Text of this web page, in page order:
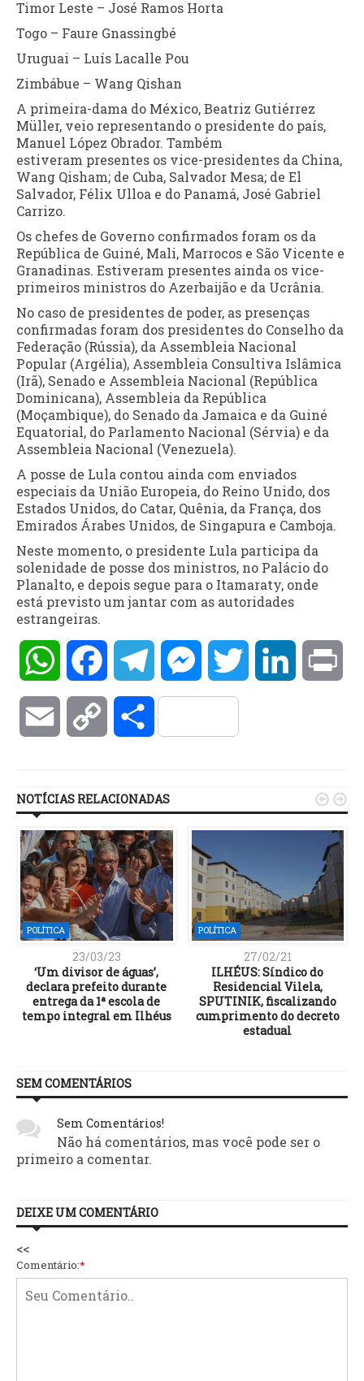
Timor Leste – José Ramos Horta
Togo – Faure Gnassingbé
Uruguai – Luís Lacalle Pou
Zimbábue – Wang Qishan
A primeira-dama do México, Beatriz Gutiérrez
Müller, veio representando o presidente do país,
Manuel López Obrador. Também
estiveram presentes os vice-presidentes da China,
Wang Qisham; de Cuba, Salvador Mesa; de El
Salvador, Félix Ulloa e do Panamá, José Gabriel
Carrizo.
Os chefes de Governo confirmados foram os da
República de Guiné, Mali, Marrocos e São Vicente e
Granadinas. Estiveram presentes ainda os vice-
primeiros ministros do Azerbaijão e da Ucrânia.
No caso de presidentes de poder, as presenças
confirmadas foram dos presidentes do Conselho da
Federação (Rússia), da Assembleia Nacional
Popular (Argélia), Assembleia Consultiva Islâmica
(Irã), Senado e Assembleia Nacional (República
Dominicana), Assembleia da República
(Moçambique), do Senado da Jamaica e da Guiné
Equatorial, do Parlamento Nacional (Sérvia) e da
Assembleia Nacional (Venezuela).
A posse de Lula contou ainda com enviados
especiais da União Europeia, do Reino Unido, dos
Estados Unidos, do Catar, Quênia, da França, dos
Emirados Árabes Unidos, de Singapura e Camboja.
Neste momento, o presidente Lula participa da
solenidade de posse dos ministros, no Palácio do
Planalto, e depois segue para o Itamaraty, onde
está previsto um jantar com as autoridades
estrangeiras.
WhatsAppFacebookTelegramMessengerTwitter LinkedIn
Email Copy Compartilhar
NOTÍCIAS RELACIONADAS
POLÍTICA
23/03/23
‘Um divisor de águas’,
declara prefeito durante
entrega da 1ª escola de
tempo integral em Ilhéus
POLÍTICA
27/02/21
ILHÉUS: Síndico do
Residencial Vilela,
SPUTINIK, fiscalizando
cumprimento do decreto
estadual
 
SEM COMENTÁRIOS
Sem Comentários!
Não há comentários, mas você pode ser o
primeiro a comentar.
DEIXE UM COMENTÁRIO
<<
Comentário:*